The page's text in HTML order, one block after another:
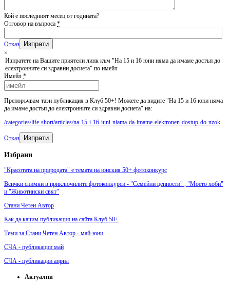
Кой е последният месец от годината?
Отговор на въпроса *
Отказ
×
Изпратете на Вашите приятели линк към "На 15 и 16 юни няма да имаме достъп до
електронните си здравни досиета" по имейл
Имейл *
Препоръчвам тази публикация в Клуб 50+! Можете да видите "На 15 и 16 юни няма
да имаме достъп до електронните си здравни досиета" на:
/categories/life-short/articles/na-15-i-16-iuni-niama-da-imame-elektronen-dostup-do-nzok
Отказ Изпрати
Избрани
"Красотата на природата" е темата на юнския 50+ фотоконкурс
Всички снимки в приключилите фотоконкурси - "Семейни ценности" , "Моето хоби"
и "Животински свят"
Стани Четен Автор
Как да качим публикация на сайта Клуб 50+
Теми за Стани Четен Автор - май-юни
СЧА - публикации май
СЧА - публикации април
Актуални